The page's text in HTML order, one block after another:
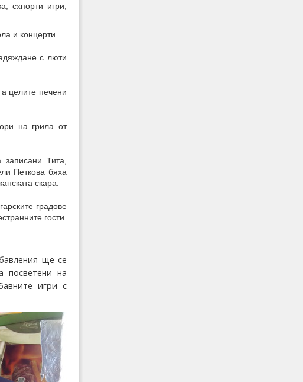
схпорти игри,
и концерти.
с люти
целите печени
на грила от
Тита,
Петкова бяха
скара.
градове
гости.
ще се
посветени на
игри с